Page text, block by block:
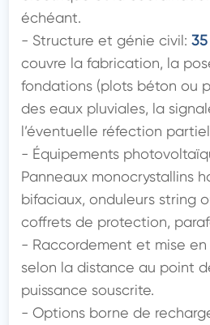
échéant.
- Structure et génie civil:
couvre la fabrication, la
fondations (plots béton ou
des eaux pluviales, la
l’éventuelle réfection
- Équipements
Panneaux monocrystallins
bifaciaux, onduleurs string
coffrets de protection,
- Raccordement et mise
selon la distance au point
puissance souscrite.
- Options borne de